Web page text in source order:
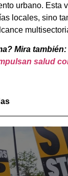
urbano. Esta
locales, sino
Mira también:
salud